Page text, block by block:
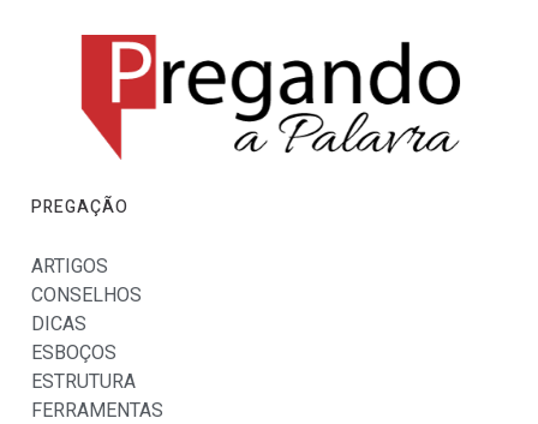
PREGAÇÃO
ARTIGOS
CONSELHOS
DICAS
ESBOÇOS
ESTRUTURA
FERRAMENTAS